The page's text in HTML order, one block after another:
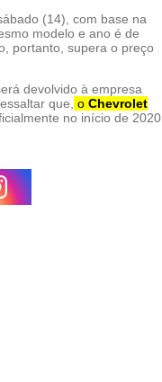
(14), com base na
modelo e ano é de
portanto, supera o preço
devolvido à empresa
que, o Chevrolet
no início de 2020,